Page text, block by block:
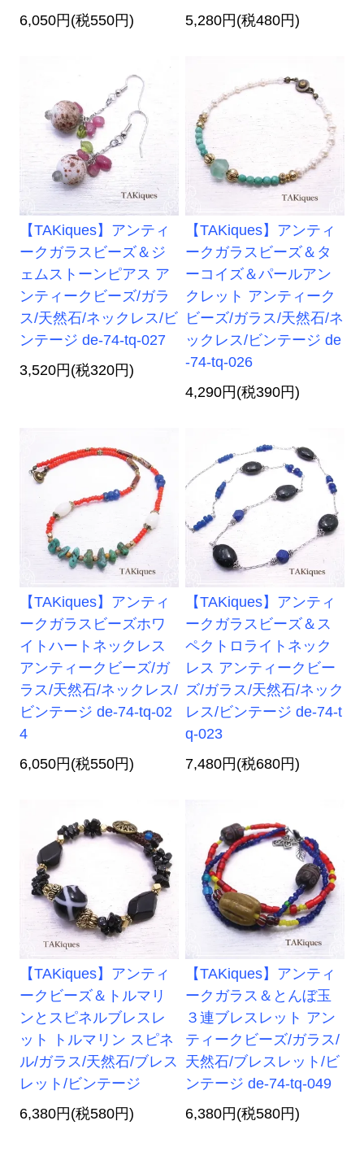
6,050円(税550円)
5,280円(税480円)
【TAKiques】アンティ
ークガラスビーズ＆ジ
ェムストーンピアス ア
ンティークビーズ/ガラ
ス/天然石/ネックレス/ビ
ンテージ de-74-tq-027
3,520円(税320円)
【TAKiques】アンティ
ークガラスビーズ＆タ
ーコイズ＆パールアン
クレット アンティーク
ビーズ/ガラス/天然石/ネ
ックレス/ビンテージ de
-74-tq-026
4,290円(税390円)
【TAKiques】アンティ
ークガラスビーズホワ
イトハートネックレス
アンティークビーズ/ガ
ラス/天然石/ネックレス/
ビンテージ de-74-tq-02
4
6,050円(税550円)
【TAKiques】アンティ
ークガラスビーズ＆ス
ペクトロライトネック
レス アンティークビー
ズ/ガラス/天然石/ネック
レス/ビンテージ de-74-t
q-023
7,480円(税680円)
【TAKiques】アンティ
ークビーズ＆トルマリ
ンとスピネルブレスレ
ット トルマリン スピネ
ル/ガラス/天然石/ブレス
レット/ビンテージ
6,380円(税580円)
【TAKiques】アンティ
ークガラス＆とんぼ玉
３連ブレスレット アン
ティークビーズ/ガラス/
天然石/ブレスレット/ビ
ンテージ de-74-tq-049
6,380円(税580円)